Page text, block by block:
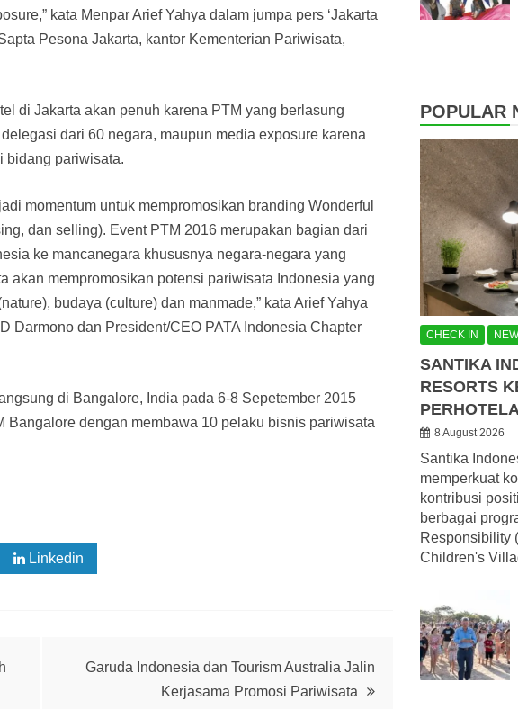
kata Menpar Arief Yahya dalam jumpa pers ‘Jakarta
Pesona Jakarta, kantor Kementerian Pariwisata,
di Jakarta akan penuh karena PTM yang berlasung
dari 60 negara, maupun media exposure karena
bidang pariwisata.
momentum untuk mempromosikan branding Wonderful
dan selling). Event PTM 2016 merupakan bagian dari
ke mancanegara khususnya negara-negara yang
akan mempromosikan potensi pariwisata Indonesia yang
budaya (culture) dan manmade,” kata Arief Yahya
Darmono dan President/CEO PATA Indonesia Chapter
di Bangalore, India pada 6-8 Sepetember 2015
dengan membawa 10 pelaku bisnis pariwisata
Linkedin
Garuda Indonesia dan Tourism Australia Jalin
Kerjasama Promosi Pariwisata
POPULAR
CHECK IN
SANTIKA
RESORTS
8 August 2026
Santika
memperkuat
kontribusi
berbagai
Responsibility
Children's